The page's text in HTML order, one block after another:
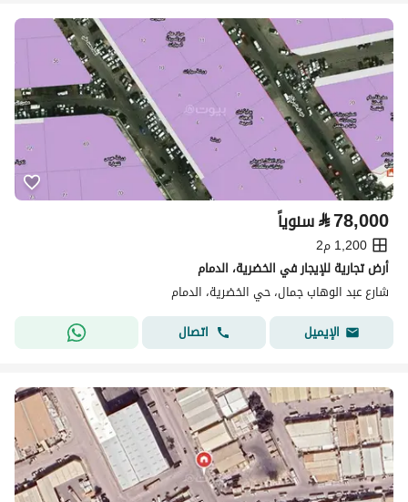
⃁78,000 سنوياً
1,200 م2
أرض تجارية للإيجار في الخضرية، الدمام
شارع عبد الوهاب جمال، حي الخضرية، الدمام
الإيميل
اتصال